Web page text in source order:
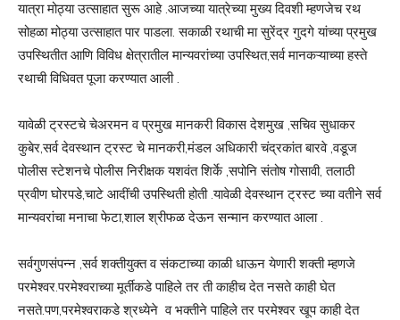
यात्रा मोठ्या उत्साहात सुरू आहे .आजच्या यात्रेच्या मुख्य दिवशी म्हणजेच रथ
सोहळा मोठ्या उत्साहात पार पाडला. सकाळी रथाची मा सुरेंद्र गुदगे यांच्या प्रमुख
उपस्थितीत आणि विविध क्षेत्रातील मान्यवरांच्या उपस्थित,सर्व मानकऱ्याच्या हस्ते
रथाची विधिवत पूजा करण्यात आली .
यावेळी ट्रस्टचे चेअरमन व प्रमुख मानकरी विकास देशमुख ,सचिव सुधाकर
कुबेर,सर्व देवस्थान ट्रस्ट चे मानकरी,मंडल अधिकारी चंद्रकांत बारवे ,वडूज
पोलीस स्टेशनचे पोलीस निरीक्षक यशवंत शिर्के ,सपोनि संतोष गोसावी, तलाठी
प्रवीण घोरपडे,चाटे आदींची उपस्थिती होती .यावेळी देवस्थान ट्रस्ट च्या वतीने सर्व
मान्यवरांचा मनाचा फेटा,शाल श्रीफळ देऊन सन्मान करण्यात आला .
सर्वगुणसंपन्न ,सर्व शक्तीयुक्त व संकटाच्या काळी धाऊन येणारी शक्ती म्हणजे
परमेश्वर.परमेश्वराच्या मूर्तीकडे पाहिले तर ती काहीच देत नसते काही घेत
नसते.पण,परमेश्वराकडे श्रध्येने व भक्तीने पाहिले तर परमेश्वर खूप काही देत